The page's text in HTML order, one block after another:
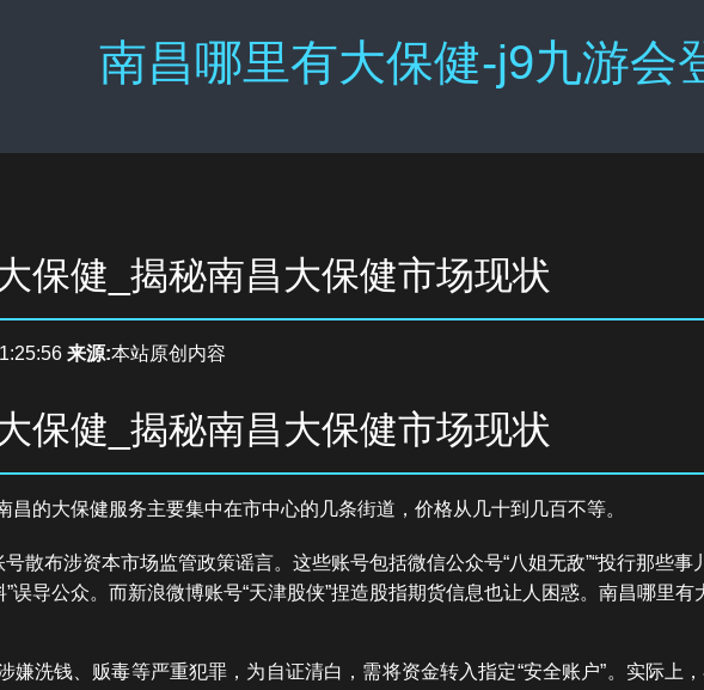
南昌哪里有大保健-j9九游会
保健_揭秘南昌大保健市场现状
来源:本站原创内容
保健_揭秘南昌大保健市场现状
昌的大保健服务主要集中在市中心的几条街道，价格从几十到几百不等。
号散布涉资本市场监管政策谣言。这些账号包括微信公众号“八姐无敌”“投行那些事
”误导公众。而新浪微博账号“天津股侠”捏造股指期货信息也让人困惑。南昌哪里
嫌洗钱、贩毒等严重犯罪，为自证清白，需将资金转入指定“安全账户”。实际上